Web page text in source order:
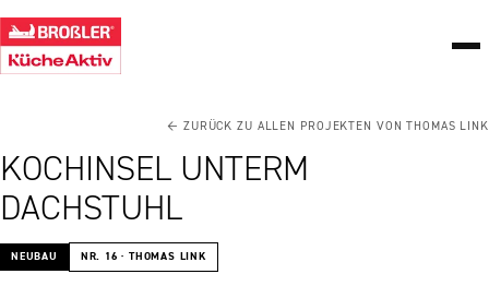
← ZURÜCK ZU ALLEN PROJEKTEN VON THOMAS LINK
KOCHINSEL UNTERM
DACHSTUHL
NEUBAU NR. 16 · THOMAS LINK